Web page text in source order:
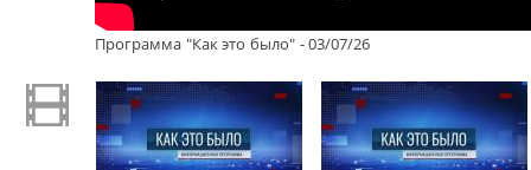
Программа "Как это было" - 03/07/26